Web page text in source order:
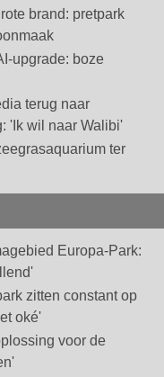
brand: pretpark
upgrade: boze
terug naar
'Ik wil naar Walibi'
ter
Europa-Park:
zitten constant op
oké'
voor de